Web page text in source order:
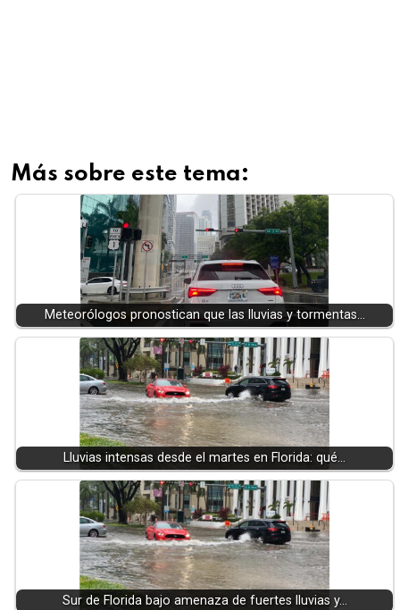
Más sobre este tema:
Meteorólogos pronostican que las lluvias y tormentas…
Lluvias intensas desde el martes en Florida: qué…
Sur de Florida bajo amenaza de fuertes lluvias y…